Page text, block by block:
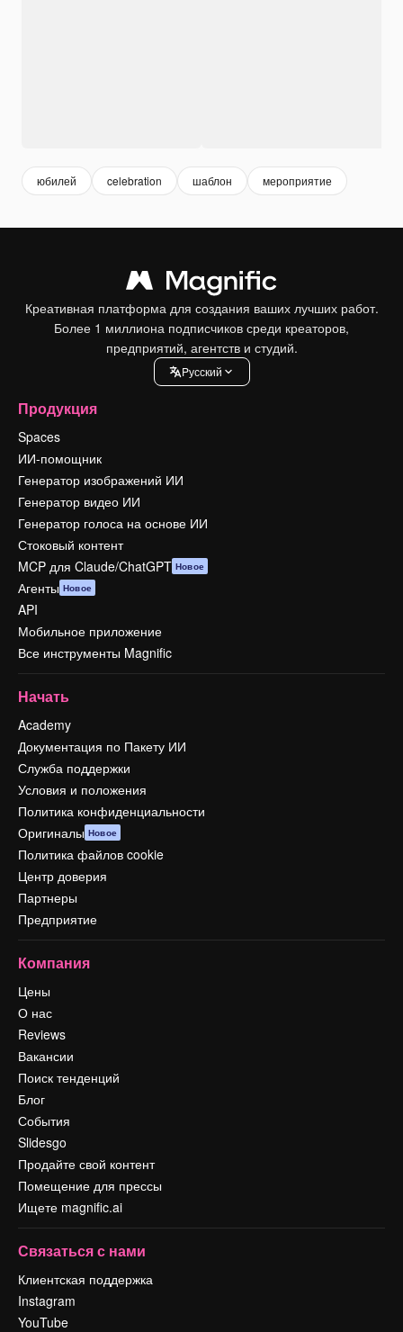
юбилей celebration шаблон мероприятие
Креативная платформа для создания ваших лучших работ.
Более 1 миллиона подписчиков среди креаторов,
предприятий, агентств и студий.
Pусский
Продукция
Spaces
ИИ-помощник
Генератор изображений ИИ
Генератор видео ИИ
Генератор голоса на основе ИИ
Стоковый контент
MCP для Claude/ChatGPT Новое
Агенты Новое
API
Мобильное приложение
Все инструменты Magnific
Начать
Academy
Документация по Пакету ИИ
Служба поддержки
Условия и положения
Политика конфиденциальности
Оригиналы Новое
Политика файлов cookie
Центр доверия
Партнеры
Предприятие
Компания
Цены
О нас
Reviews
Вакансии
Поиск тенденций
Блог
События
Slidesgo
Продайте свой контент
Помещение для прессы
Ищете magnific.ai
Связаться с нами
Клиентская поддержка
Instagram
YouTube